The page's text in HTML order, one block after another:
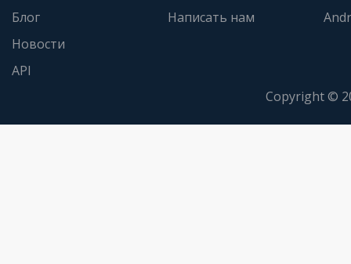
Блог
Новости
API
Написать нам
Copyright ©